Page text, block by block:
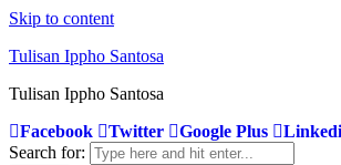
Skip to content
Tulisan Ippho Santosa
Tulisan Ippho Santosa
Facebook
Twitter Google Plus
Search for: